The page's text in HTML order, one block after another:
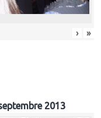
› »
2013